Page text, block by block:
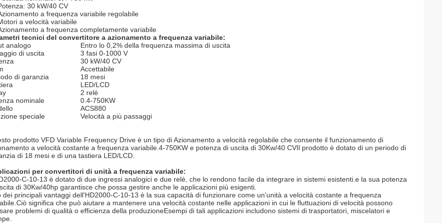
30 kW/40 CV
a frequenza variabile regolabile
a velocità variabile
a frequenza completamente variabile
tecnici del convertitore a azionamento a frequenza variabile:
analogo
Entro lo 0,2% della frequenza massima di uscita
di uscita
3 fasi 0-1000 V
30 kW/40 CV
Accettabile
di garanzia
18 mesi
LED/LCD
2 relè
nominale
0.4-750KW
ACS880
speciale
Velocità a più passaggi
prodotto VFD Variable Frequency Drive è un tipo di Azionamento a velocità regolabile che consente il funzionamento di
a velocità costante a frequenza variabile.4-750KW e potenza di uscita di 30Kw/40 CVIl prodotto è dotato di un periodo di
di 18 mesi e di una tastiera LED/LCD.
per convertitori di unità a frequenza variabile:
C-10-13 è dotato di due ingressi analogici e due relè, che lo rendono facile da integrare in sistemi esistenti.e la sua potenza
di 30Kw/40hp garantisce che possa gestire anche le applicazioni più esigenti.
dei principali vantaggi dell'HD2000-C-10-13 è la sua capacità di funzionare come un'unità a velocità costante a frequenza
significa che può aiutare a mantenere una velocità costante nelle applicazioni in cui le fluttuazioni di velocità possono
problemi di qualità o efficienza della produzioneEsempi di tali applicazioni includono sistemi di trasportatori, miscelatori e